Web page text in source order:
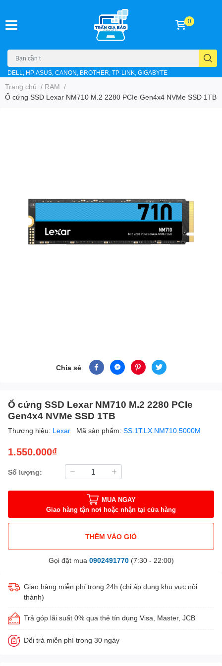
DELL, HP, ASUS, CANON, BROTHER, TP-LINK, GIGABYTE
0
Trang chủ / RAM /
Ổ cứng SSD Lexar NM710 M.2 2280 PCIe Gen4x4 NVMe SSD 1TB
Chia sẻ
Ổ cứng SSD Lexar NM710 M.2 2280 PCIe
Gen4x4 NVMe SSD 1TB
Thương hiệu: Lexar Mã sản phẩm: SS.1T.LX.NM710.5000M
1.550.000₫
Số lượng:
MUA NGAY
Giao hàng tận nơi hoặc nhận tại cửa hàng
THÊM VÀO GIỎ
Gọi đặt mua 0902491770(7:30 - 22:00)
Giao hàng miễn phí trong 24h (chỉ áp dụng khu vực nội
thành)
Trả góp lãi suất 0% qua thẻ tín dụng Visa, Master, JCB
Đổi trả miễn phí trong 30 ngày